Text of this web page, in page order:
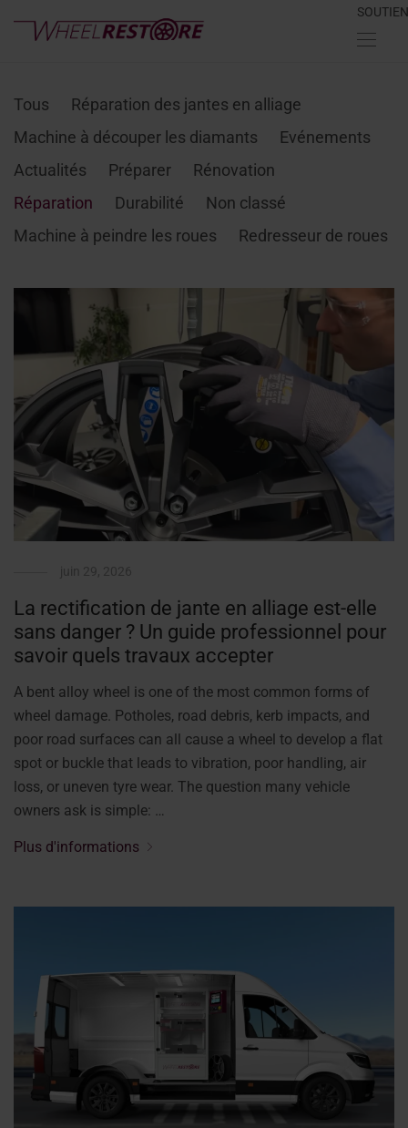
SOUTIEN
Tous
Réparation des jantes en alliage
Machine à découper les diamants
Evénements
Actualités
Préparer
Rénovation
Réparation
Durabilité
Non classé
Machine à peindre les roues
Redresseur de roues
La rectification de jante en alliage est-elle
sans danger ? Un guide professionnel pour
savoir quels travaux accepter
A bent alloy wheel is one of the most common forms of
wheel damage. Potholes, road debris, kerb impacts, and
poor road surfaces can all cause a wheel to develop a flat
spot or buckle that leads to vibration, poor handling, air
loss, or uneven tyre wear. The question many vehicle
owners ask is simple: …
Plus d'informations